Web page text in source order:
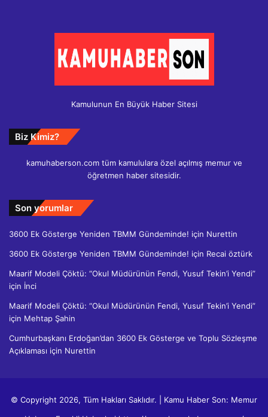
Kamulunun En Büyük Haber Sitesi
Biz Kimiz?
kamuhaberson.com tüm kamululara özel açılmış memur ve
öğretmen haber sitesidir.
Son yorumlar
3600 Ek Gösterge Yeniden TBMM Gündeminde! için Nurettin
3600 Ek Gösterge Yeniden TBMM Gündeminde! için Recai öztürk
Maarif Modeli Çöktü: “Okul Müdürünün Fendi, Yusuf Tekin’i Yendi”
için İnci
Maarif Modeli Çöktü: “Okul Müdürünün Fendi, Yusuf Tekin’i Yendi”
için Mehtap Şahin
Cumhurbaşkanı Erdoğan’dan 3600 Ek Gösterge ve Toplu Sözleşme
Açıklaması için Nurettin
© Copyright 2026, Tüm Hakları Saklıdır. | Kamu Haber Son: Memur